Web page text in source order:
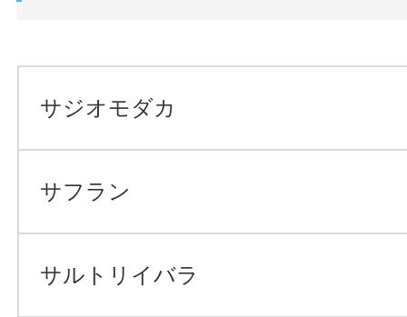
サジオモダカ
サフラン
サルトリイバラ